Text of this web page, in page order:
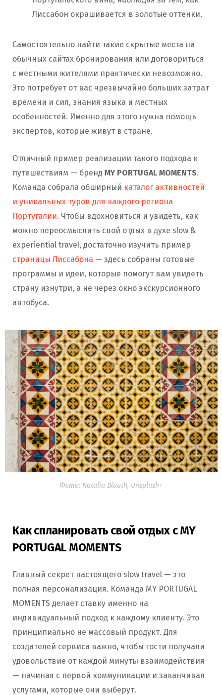
Лиссабон окрашивается в золотые оттенки.
Самостоятельно найти такие скрытые места на
обычных сайтах бронирования или договориться
с местными жителями практически невозможно.
Это потребует от вас чрезвычайно больших затрат
времени и сил, знания языка и местных
особенностей. Именно для этого нужна помощь
экспертов, которые живут в стране.
Отличный пример реализации такого подхода к
путешествиям — бренд MY PORTUGAL MOMENTS.
Команда собрала обширный каталог активностей
и уникальных туров для каждого региона
Португалии. Чтобы вдохновиться и увидеть, как
можно переосмыслить свой отдых в духе slow &
experiential travel, достаточно изучить пример
страницы Лиссабона — здесь собраны готовые
программы и идеи, которые помогут вам увидеть
страну изнутри, а не через окно экскурсионного
автобуса.
Фото: Natalia Blauth, Unsplash+
Как спланировать свой отдых с MY
PORTUGAL MOMENTS
Главный секрет настоящего slow travel — это
полная персонализация. Команда MY PORTUGAL
MOMENTS делает ставку именно на
индивидуальный подход к каждому клиенту. Это
принципиально не массовый продукт. Для
создателей сервиса важно, чтобы гости получали
удовольствие от каждой минуты взаимодействия
— начиная с первой коммуникации и заканчивая
услугами, которые они выберут.